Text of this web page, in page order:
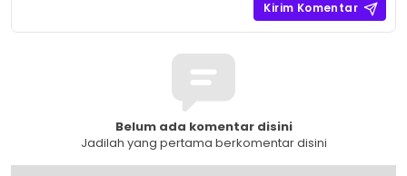
Belum ada komentar disini
Jadilah yang pertama berkomentar disini